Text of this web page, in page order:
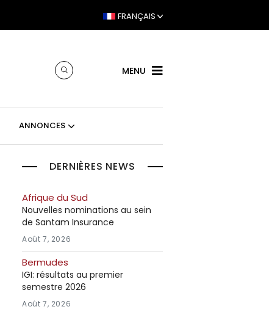
FRANÇAIS
MENU
ANNONCES
DERNIÈRES NEWS
Afrique du Sud
Nouvelles nominations au sein
de Santam Insurance
Août 7, 2026
Bermudes
IGI: résultats au premier
semestre 2026
Août 7, 2026